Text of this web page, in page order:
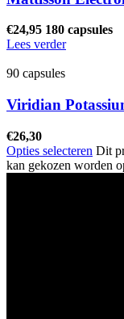
€24,95 180 capsules
Lees verder
90 capsules
Viridian
€26,30
Opties selecteren Dit
kan gekozen worden